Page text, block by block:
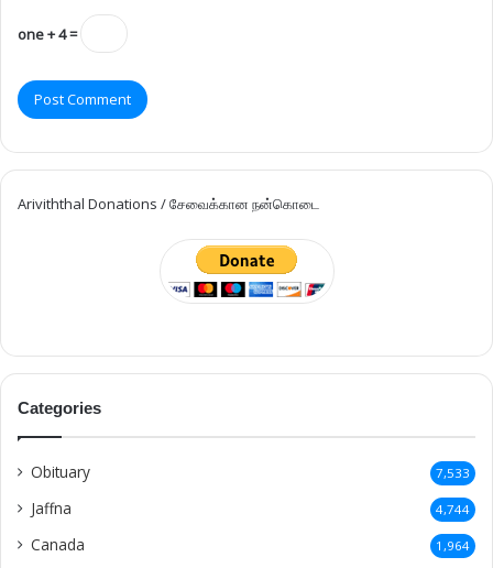
one + 4 =
Ariviththal Donations / சேவைக்கான நன்கொடை
Categories
Obituary 7,533
Jaffna 4,744
Canada 1,964